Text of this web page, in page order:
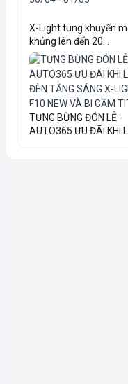
X-Light tung khuyến
khủng lên đến 20...
TƯNG BỪNG ĐÓN LỄ -
AUTO365 ƯU ĐÃI KHI